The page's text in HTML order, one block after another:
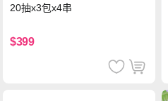
20抽x3包x4串
$399